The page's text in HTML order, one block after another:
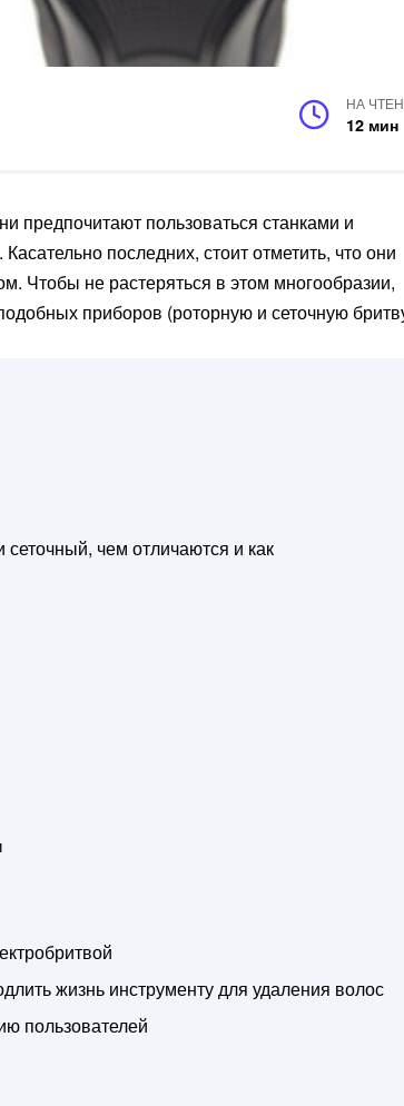
НА
12 мин
предпочитают пользоваться станками и
последних, стоит отметить, что они
Чтобы не растеряться в этом многообразии,
приборов (роторную и сеточную
чем отличаются и как
жизнь инструменту для удаления волос
пользователей